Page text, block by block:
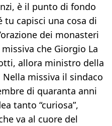
è il punto di fondo
tu capisci una cosa di
dei monasteri
che Giorgio La
allora ministro della
missiva il sindaco
di quaranta anni
tanto “curiosa”,
va al cuore del